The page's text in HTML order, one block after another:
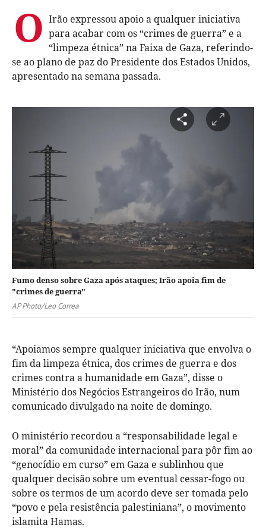
O Irão expressou apoio a qualquer iniciativa
para acabar com os “crimes de guerra” e a
“limpeza étnica” na Faixa de Gaza, referindo-
se ao plano de paz do Presidente dos Estados Unidos,
apresentado na semana passada.
Fumo denso sobre Gaza após ataques; Irão apoia fim de
"crimes de guerra"
AP Photo/Leo Correa
“Apoiamos sempre qualquer iniciativa que envolva o
fim da limpeza étnica, dos crimes de guerra e dos
crimes contra a humanidade em Gaza”, disse o
Ministério dos Negócios Estrangeiros do Irão, num
comunicado divulgado na noite de domingo.
O ministério recordou a “responsabilidade legal e
moral” da comunidade internacional para pôr fim ao
“genocídio em curso” em Gaza e sublinhou que
qualquer decisão sobre um eventual cessar-fogo ou
sobre os termos de um acordo deve ser tomada pelo
“povo e pela resistência palestiniana”, o movimento
islamita Hamas.